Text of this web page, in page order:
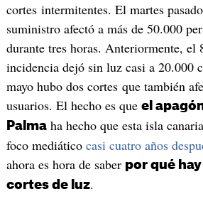
cortes intermitentes. El martes
suministro afectó a más de 50.000
durante tres horas. Anteriormente, el
incidencia dejó sin luz casi a 20.000
mayo hubo dos cortes que también
usuarios. El hecho es que el
Palmaha hecho que esta isla
foco mediático casi cuatro años
ahora es hora de saber por qué
cortes de luz.